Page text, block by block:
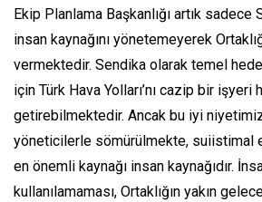
Ekip Planlama Başkanlığı artık sadece
insan kaynağını yönetemeyerek
vermektedir. Sendika olarak temel
için Türk Hava Yolları’nı cazip bir işyeri
getirebilmektedir. Ancak bu iyi
yöneticilerle sömürülmekte, suiistimal
en önemli kaynağı insan kaynağıdır.
kullanılamaması, Ortaklığın yakın